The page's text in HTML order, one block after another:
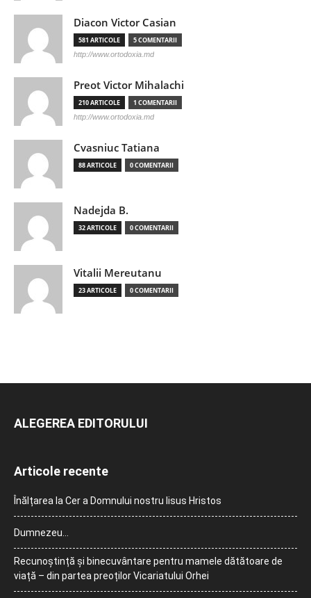
Diacon Victor Casian
581 ARTICOLE 5 COMENTARII
http://www.ortodoxia.md
Preot Victor Mihalachi
210 ARTICOLE 1 COMENTARII
http://www.ortodoxia.md
Cvasniuc Tatiana
88 ARTICOLE 0 COMENTARII
Nadejda B.
32 ARTICOLE 0 COMENTARII
Vitalii Mereutanu
23 ARTICOLE 0 COMENTARII
ALEGEREA EDITORULUI
Articole recente
Înălțarea la Cer a Domnului nostru Iisus Hristos
Dumnezeu…
Recunoștință și binecuvântare pentru mamele dătătoare de
viață – din partea preoților Vicariatului Orhei